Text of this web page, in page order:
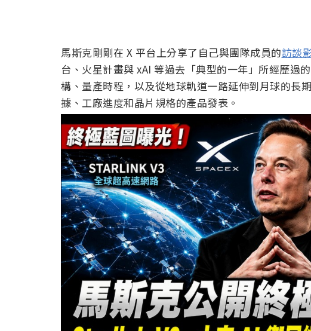
馬斯克剛剛在 X 平台上分享了自己與團隊成員的訪談
台、火星計畫與 xAI 等過去「典型的一年」所經歷過
構、量產時程，以及從地球軌道一路延伸到月球的長
據、工廠進度和晶片規格的產品發表。